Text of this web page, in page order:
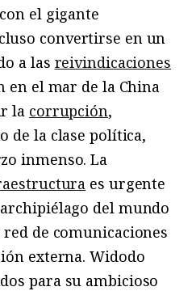
el gigante
convertirse en un
a las reivindicaciones
en el mar de la China
la corrupción,
de la clase política,
inmenso. La
es urgente
del mundo
red de comunicaciones
externa. Widodo
para su ambicioso